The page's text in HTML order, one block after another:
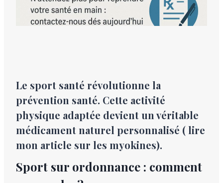
Le sport santé révolutionne la
prévention santé. Cette activité
physique adaptée devient un véritable
médicament naturel personnalisé ( lire
mon article sur les myokines).
Sport sur ordonnance : comment